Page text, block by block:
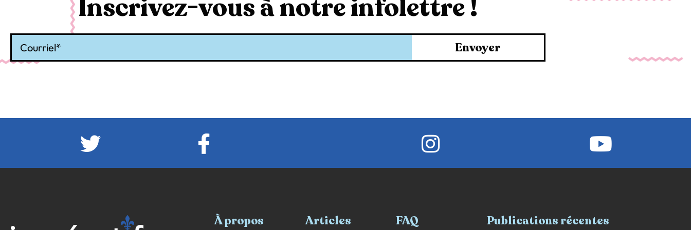
Inscrivez-vous à notre infolettre !
Envoyer
À propos Articles FAQ Publications récentes